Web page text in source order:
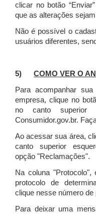
clicar no botão
que as alterações
Não é possível o
usuários diferentes,
5) COMO VER O
Para acompanhar
empresa, clique no
no canto superior
Consumidor.gov.br.
Ao acessar sua área,
canto superior
opção "Reclamações".
Na coluna
protocolo de
clique nesse número de
Para deixar uma